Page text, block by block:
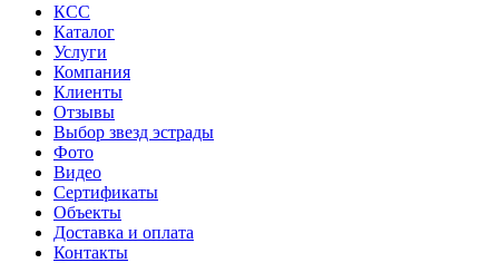
КСС
Каталог
Услуги
Компания
Клиенты
Oтзывы
Выбор звезд эстрады
Фото
Видео
Сертификаты
Объекты
Доставка и оплата
Контакты